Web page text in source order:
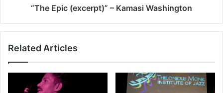
“The Epic (excerpt)” – Kamasi Washington
Related Articles